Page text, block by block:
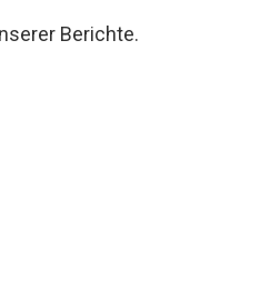
Berichte.